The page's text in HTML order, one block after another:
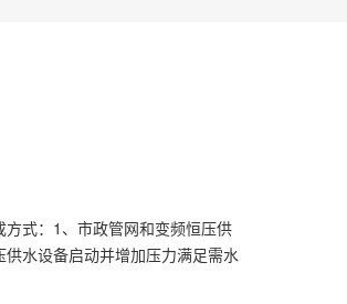
式：1、市政管网和变频恒压供
水设备启动并增加压力满足需水